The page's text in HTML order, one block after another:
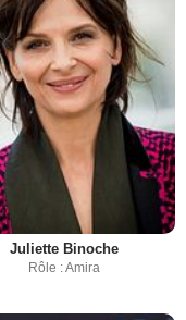
Juliette Binoche
Rôle : Amira